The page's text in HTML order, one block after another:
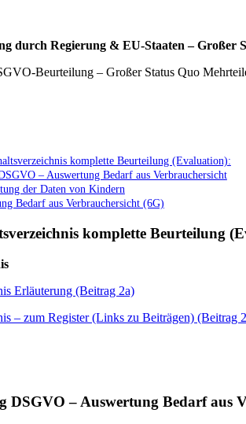
durch Regierung & EU-Staaten – Großer
Beurteilung – Großer Status Quo
komplette Beurteilung (Evaluation):
– Auswertung Bedarf aus Verbrauchersicht
der Daten von Kindern
Bedarf aus Verbrauchersicht (6G)
komplette Beurteilung
Erläuterung (Beitrag 2a)
– zum Register (Links zu Beiträgen) (Beitrag
DSGVO – Auswertung Bedarf aus